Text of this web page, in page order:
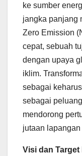
ke sumber
jangka panjang
Zero Emission
cepat, sebuah
dengan upaya
iklim.
sebagai
sebagai
mendorong
jutaan
Visi dan